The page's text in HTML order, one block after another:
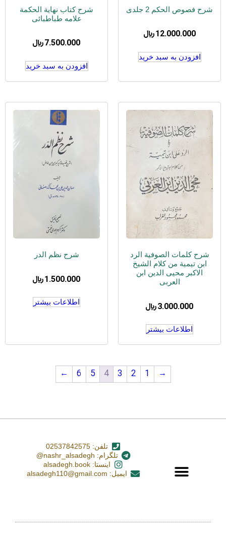
شرح فصوص الحکم 2 جلدی
12.000.000 ﷼
افزودن به سبد خرید
شرح کتاب نهایة الحکمة
علامه طباطبائی
7.500.000 ﷼
افزودن به سبد خرید
شرح کلمات الصوفیة الرد
ابن تیمیة من کلام الشیخ
الاکبر محیی الدین ابن
العربی
3.000.000 ﷼
اطلاعات بیشتر
شرح نظم الدر
1.500.000 ﷼
اطلاعات بیشتر
→
1
2
3
4
5
6
←
تلفن: 02537842575
تلگرام: nashr_alsadegh@
اینستا: alsadegh.book
ایمیل: alsadegh110@gmail.com